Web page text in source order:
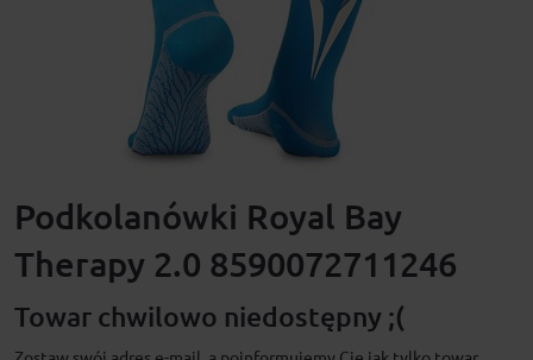
Podkolanówki Royal Bay
Therapy 2.0 8590072711246
Towar chwilowo niedostępny ;(